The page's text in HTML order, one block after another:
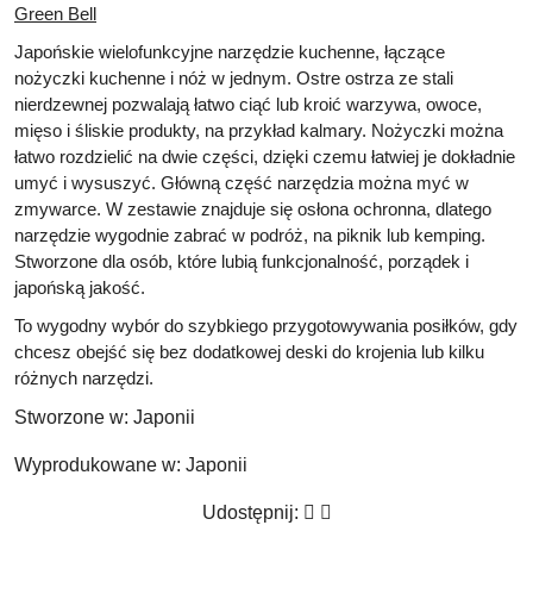
Green Bell
Japońskie wielofunkcyjne narzędzie kuchenne, łączące
nożyczki kuchenne i nóż w jednym. Ostre ostrza ze stali
nierdzewnej pozwalają łatwo ciąć lub kroić warzywa, owoce,
mięso i śliskie produkty, na przykład kalmary. Nożyczki można
łatwo rozdzielić na dwie części, dzięki czemu łatwiej je dokładnie
umyć i wysuszyć. Główną część narzędzia można myć w
zmywarce. W zestawie znajduje się osłona ochronna, dlatego
narzędzie wygodnie zabrać w podróż, na piknik lub kemping.
Stworzone dla osób, które lubią funkcjonalność, porządek i
japońską jakość.
To wygodny wybór do szybkiego przygotowywania posiłków, gdy
chcesz obejść się bez dodatkowej deski do krojenia lub kilku
różnych narzędzi.
Stworzone w: Japonii
Wyprodukowane w: Japonii
Udostępnij: